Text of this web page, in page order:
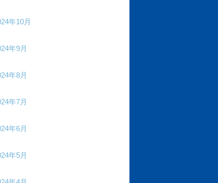
年10月
年9月
年8月
年7月
年6月
年5月